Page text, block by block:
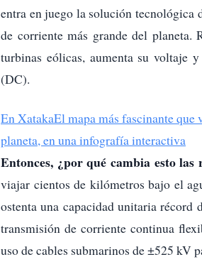
entra en juego la solución tecnológica
de corriente más grande del planeta.
turbinas eólicas, aumenta su voltaje
(DC).
En XatakaEl mapa más fascinante
planeta, en una infografía interactiva
Entonces, ¿por qué cambia esto
viajar cientos de kilómetros bajo el
ostenta una capacidad unitaria
transmisión de corriente continua
uso de cables submarinos de ±525 kV